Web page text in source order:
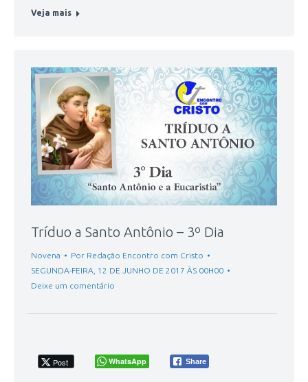
Veja mais
Tríduo a Santo Antônio – 3º Dia
Novena Por Redação Encontro com Cristo
SEGUNDA-FEIRA, 12 DE JUNHO DE 2017 ÀS 00H00
Deixe um comentário
Post WhatsApp Share